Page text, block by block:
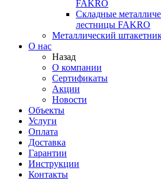
FAKRO
Складные
лестницы FAKRO
Металлический
О нас
Назад
О компании
Сертификаты
Акции
Новости
Объекты
Услуги
Оплата
Доставка
Гарантии
Инструкции
Контакты